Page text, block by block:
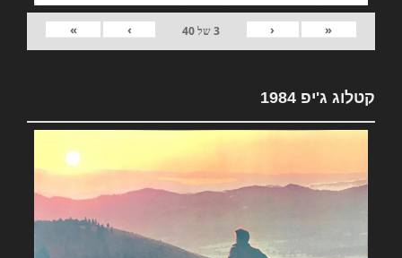
«
‹
3של40
›
»
קטלוג ג'יפ 1984